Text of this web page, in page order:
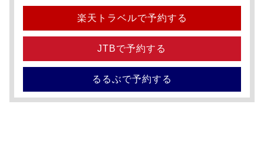
楽天トラベルで予約する
JTBで予約する
るるぶで予約する